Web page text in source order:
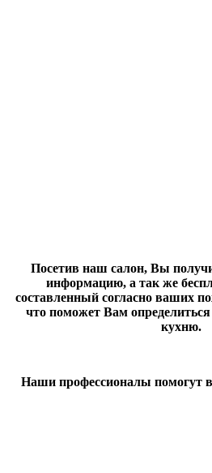
Посетив наш салон, Вы
информацию, а так же
составленный согласно ваших
что поможет Вам
кухню.
Наши профессионалы помогут